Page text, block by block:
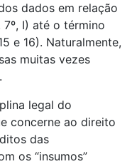
dados em relação
I) até o término
e 16). Naturalmente,
muitas vezes
legal do
concerne ao direito
das
os “insumos”